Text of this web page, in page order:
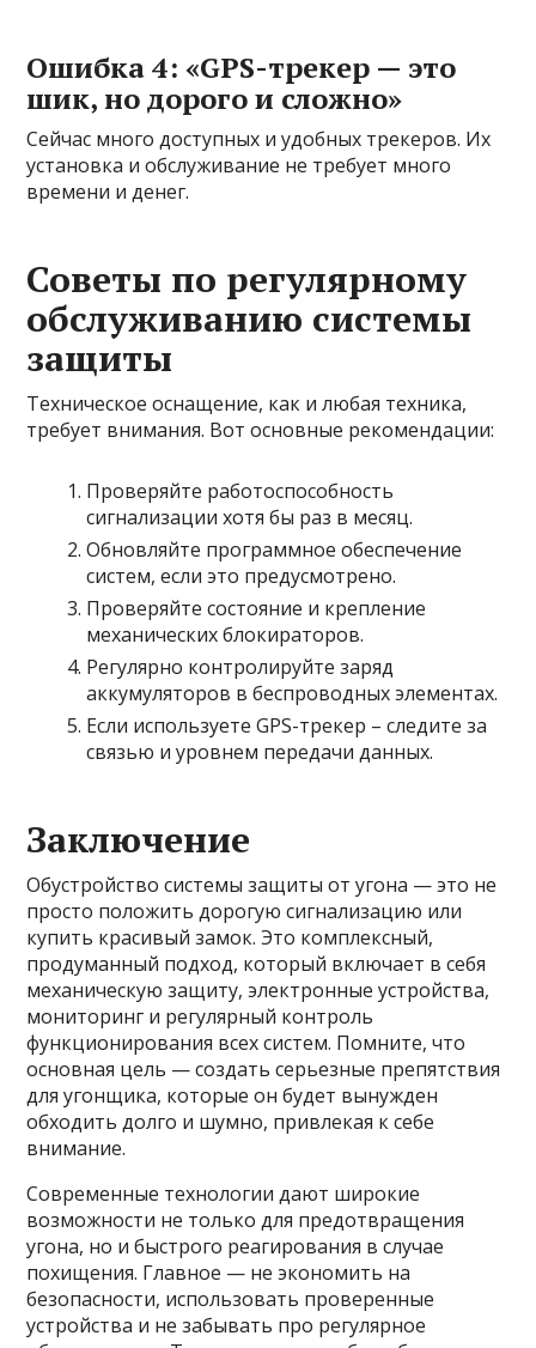
Ошибка 4: «GPS-трекер — это
шик, но дорого и сложно»
Сейчас много доступных и удобных трекеров. Их
установка и обслуживание не требует много
времени и денег.
Советы по регулярному
обслуживанию системы
защиты
Техническое оснащение, как и любая техника,
требует внимания. Вот основные рекомендации:
Проверяйте работоспособность
сигнализации хотя бы раз в месяц.
Обновляйте программное обеспечение
систем, если это предусмотрено.
Проверяйте состояние и крепление
механических блокираторов.
Регулярно контролируйте заряд
аккумуляторов в беспроводных элементах.
Если используете GPS-трекер – следите за
связью и уровнем передачи данных.
Заключение
Обустройство системы защиты от угона — это не
просто положить дорогую сигнализацию или
купить красивый замок. Это комплексный,
продуманный подход, который включает в себя
механическую защиту, электронные устройства,
мониторинг и регулярный контроль
функционирования всех систем. Помните, что
основная цель — создать серьезные препятствия
для угонщика, которые он будет вынужден
обходить долго и шумно, привлекая к себе
внимание.
Современные технологии дают широкие
возможности не только для предотвращения
угона, но и быстрого реагирования в случае
похищения. Главное — не экономить на
безопасности, использовать проверенные
устройства и не забывать про регулярное